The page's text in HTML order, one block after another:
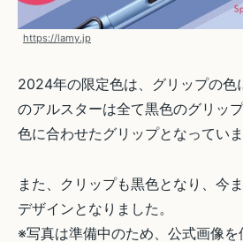
https://lamy.jp
2024年の限定色は、グリップの色
のアルスターは全て黒色のグリッ
色に合わせたグリップとなっていま
また、クリップも黒色となり、今
デザインとなりました。
※写真は準備中のため、公式画像を